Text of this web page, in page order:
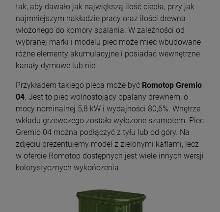
tak, aby dawało jak największą ilość ciepła, przy jak
najmniejszym nakładzie pracy oraz ilości drewna
włożonego do komory spalania. W zależności od
wybranej marki i modelu piec może mieć wbudowane
różne elementy akumulacyjne i posiadać wewnętrzne
kanały dymowe lub nie.
Przykładem takiego pieca może być Romotop Gremio
04 . Jest to piec wolnostojący opalany drewnem, o
mocy nominalnej 5,8 kW i wydajności 80,6%. Wnętrze
wkładu grzewczego zostało wyłożone szamotem. Piec
Gremio 04 można podłączyć z tyłu lub od góry. Na
zdjęciu prezentujemy model z zielonymi kaflami, lecz
w ofercie Romotop dostępnych jest wiele innych wersji
kolorystycznych wykończenia.